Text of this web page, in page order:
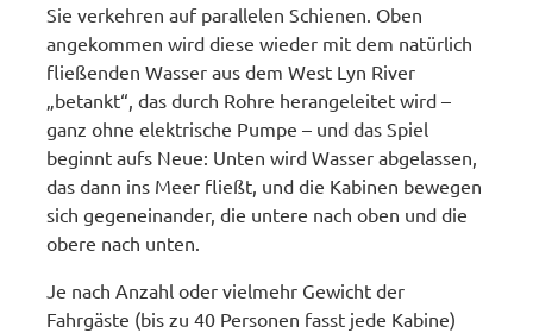
Sie verkehren auf parallelen Schienen. Oben
angekommen wird diese wieder mit dem natürlich
fließenden Wasser aus dem West Lyn River
„betankt“, das durch Rohre herangeleitet wird –
ganz ohne elektrische Pumpe – und das Spiel
beginnt aufs Neue: Unten wird Wasser abgelassen,
das dann ins Meer fließt, und die Kabinen bewegen
sich gegeneinander, die untere nach oben und die
obere nach unten.
Je nach Anzahl oder vielmehr Gewicht der
Fahrgäste (bis zu 40 Personen fasst jede Kabine)